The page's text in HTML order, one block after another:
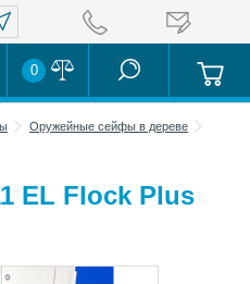
0
Оружейные сейфы в дереве
EL Flock Plus